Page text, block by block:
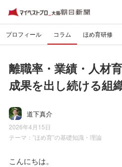
プロフィール コラム ほめ育研修
離職率・業績・人材
成果を出し続ける組
道下真介
2026年4月15日
テーマ： ”ほめ育”の基礎知識・理論
こんにちは。